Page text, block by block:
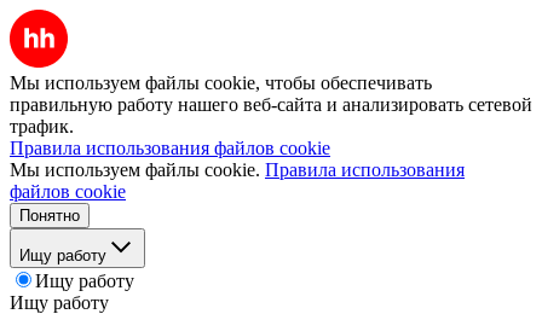
Мы используем файлы cookie, чтобы обеспечивать
правильную работу нашего веб-сайта и анализировать сетевой
трафик.
Правила использования файлов cookie
Мы используем файлы cookie. Правила использования
файлов cookie
Понятно
Ищу работу
Ищу работу
Ищу работу